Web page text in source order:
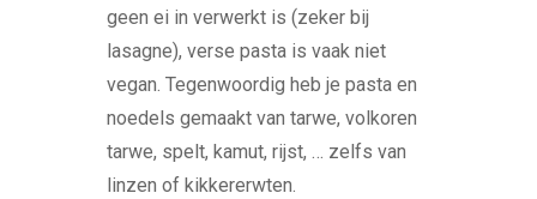
geen ei in verwerkt is (zeker bij
lasagne), verse pasta is vaak niet
vegan. Tegenwoordig heb je pasta en
noedels gemaakt van tarwe, volkoren
tarwe, spelt, kamut, rijst, … zelfs van
linzen of kikkererwten.